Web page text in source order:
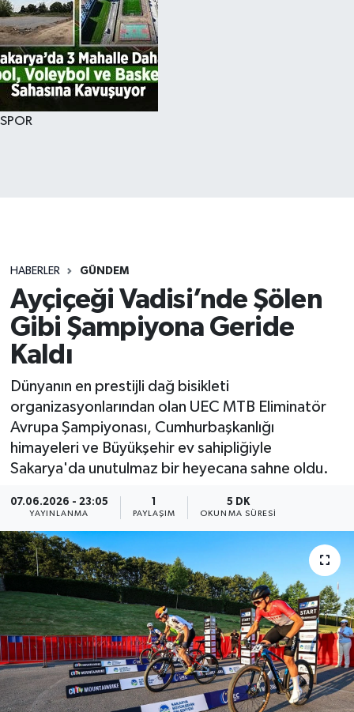
SPOR
HABERLER GÜNDEM
Ayçiçeği Vadisi’nde Şölen
Gibi Şampiyona Geride
Kaldı
Dünyanın en prestijli dağ bisikleti
organizasyonlarından olan UEC MTB Eliminatör
Avrupa Şampiyonası, Cumhurbaşkanlığı
himayeleri ve Büyükşehir ev sahipliğiyle
Sakarya'da unutulmaz bir heyecana sahne oldu.
07.06.2026 - 23:05
YAYINLANMA PAYLAŞIM
5 DK
OKUNMA SÜRESI